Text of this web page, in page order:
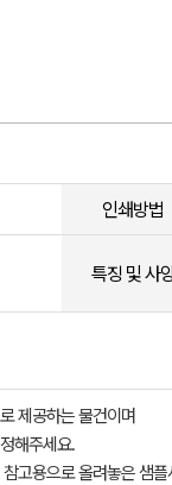
인쇄방법
특징 및 사
제공하는 물건이며
해주세요.
고용으로 올려놓은 샘플